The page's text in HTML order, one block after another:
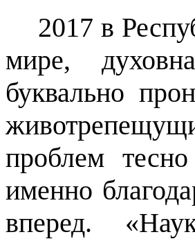
2017 в
мире,
буквально
проблем
именно
вперед.